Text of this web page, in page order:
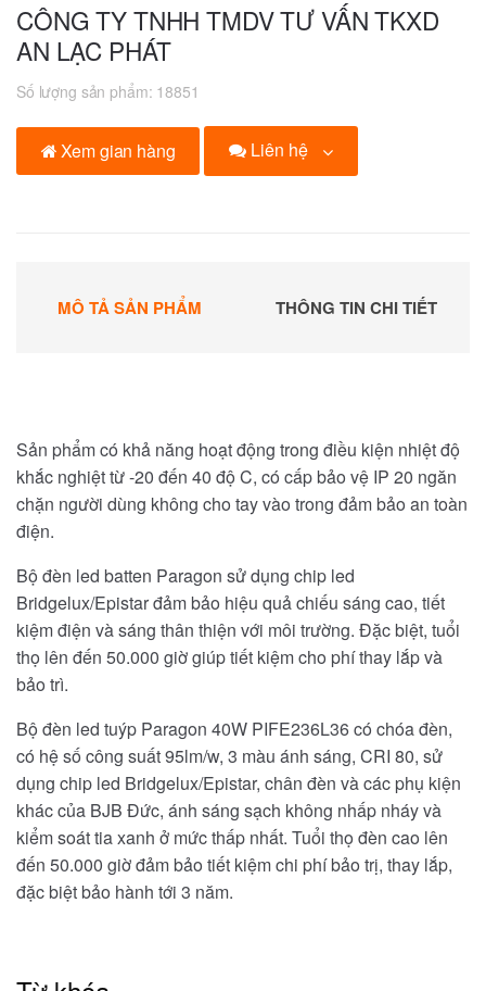
CÔNG TY TNHH TMDV TƯ VẤN TKXD
AN LẠC PHÁT
Số lượng sản phẩm: 18851
Xem gian hàng Liên hệ
MÔ TẢ SẢN PHẨM THÔNG TIN CHI TIẾT
Sản phẩm có khả năng hoạt động trong điều kiện nhiệt độ
khắc nghiệt từ -20 đến 40 độ C, có cấp bảo vệ IP 20 ngăn
chặn người dùng không cho tay vào trong đảm bảo an toàn
điện.
Bộ đèn led batten Paragon sử dụng chip led
Bridgelux/Epistar đảm bảo hiệu quả chiếu sáng cao, tiết
kiệm điện và sáng thân thiện với môi trường. Đặc biệt, tuổi
thọ lên đến 50.000 giờ giúp tiết kiệm cho phí thay lắp và
bảo trì.
Bộ đèn led tuýp Paragon 40W PIFE236L36 có chóa đèn,
có hệ số công suất 95lm/w, 3 màu ánh sáng, CRI 80, sử
dụng chip led Bridgelux/Epistar, chân đèn và các phụ kiện
khác của BJB Đức, ánh sáng sạch không nhấp nháy và
kiểm soát tia xanh ở mức thấp nhất. Tuổi thọ đèn cao lên
đến 50.000 giờ đảm bảo tiết kiệm chi phí bảo trị, thay lắp,
đặc biệt bảo hành tới 3 năm.